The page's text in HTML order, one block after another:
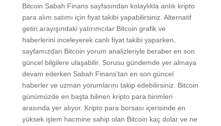
Bitcoin Sabah Finans sayfasından kolaylıkla anlık kripto
para alım satımı için fiyat takibi yapabilirsiniz. Alternatif
getiri arayışındaki yatırımcılar Bitcoin grafik ve
haberlerini inceleyerek canlı fiyat takibi yaparken,
sayfamızdan Bitcoin yorum analizleriyle beraber en son
güncel bilgilere ulaşabilir. Sorusu gündemde yer almaya
devam ederken Sabah Finans’tan en son güncel
haberler ve uzman yorumlarını takip edebilirsiniz. Bitcoin
günümüzde en başta bilinen kripto para birimleri
arasında yer alıyor. Kripto para borsası içerisinde en
yüksek işlem hacmine sahip olan Bitcoin kaç dolar ve ne